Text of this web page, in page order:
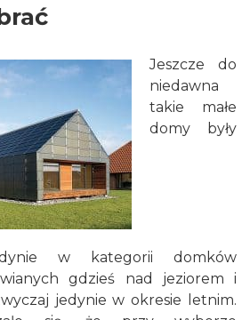
Jeszcze do
niedawna
takie małe
domy były
w kategorii domków
gdzieś nad jeziorem i
jedynie w okresie letnim.